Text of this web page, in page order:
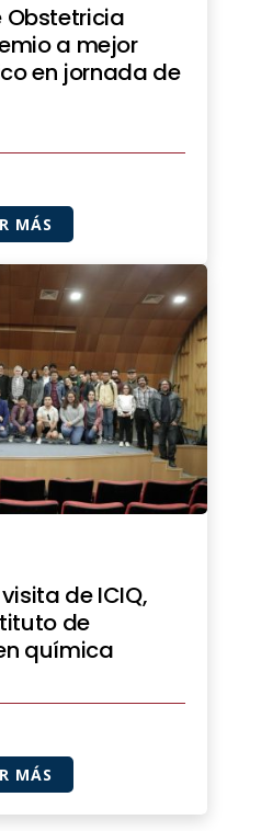
a mejor
en jornada de
MÁS
de ICIQ,
de
química
MÁS